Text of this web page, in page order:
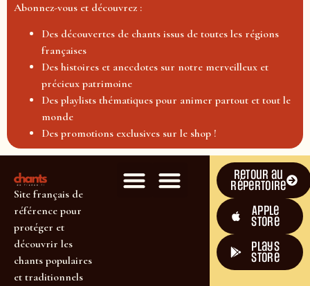
Abonnez-vous et découvrez :
Des découvertes de chants issus de toutes les régions
françaises
Des histoires et anecdotes sur notre merveilleux et
précieux patrimoine
Des playlists thématiques pour animer partout et tout le
monde
Des promotions exclusives sur le shop !
Site français de
référence pour
protéger et
découvrir les
chants populaires
et traditionnels
Retour au
répertoire
Apple
Store
plays
store